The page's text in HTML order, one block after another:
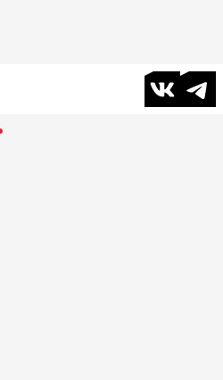
В контакте